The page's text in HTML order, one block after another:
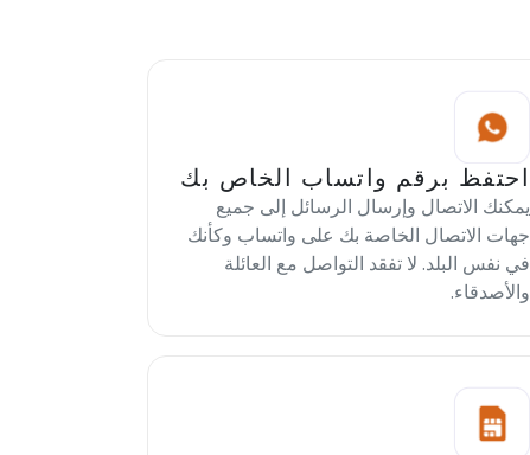
احتفظ برقم واتساب الخاص بك
يمكنك الاتصال وإرسال الرسائل إلى جميع
جهات الاتصال الخاصة بك على واتساب وكأنك
في نفس البلد. لا تفقد التواصل مع العائلة
والأصدقاء.